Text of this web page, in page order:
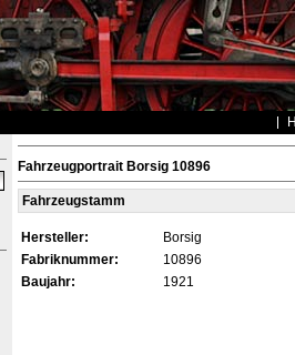
Fahrzeugportrait Borsig 10896
Fahrzeugstamm
Hersteller:
Borsig
Fabriknummer:
10896
Baujahr:
1921